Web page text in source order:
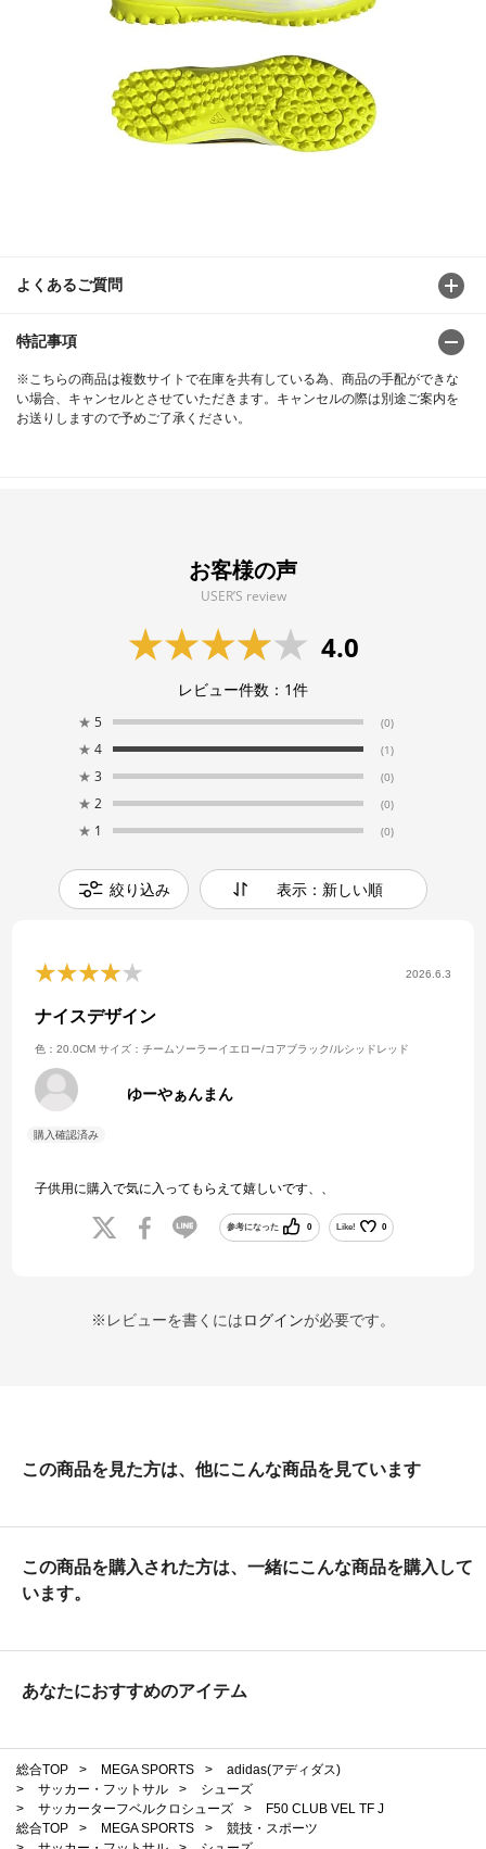
よくあるご質問
特記事項
※こちらの商品は複数サイトで在庫を共有している為、商品の手配ができな
い場合、キャンセルとさせていただきます。キャンセルの際は別途ご案内を
お送りしますので予めご了承ください。
お客様の声
USER’S review
4.0
レビュー件数： 1件
★ 5 (0)
★ 4 (1)
★ 3 (0)
★ 2 (0)
★ 1 (0)
絞り込み 表示：新しい順
2026.6.3
ナイスデザイン
色：20.0CM サイズ：チームソーラーイエロー/コアブラック/ルシッドレッド
ゆーやぁんまん
子供用に購入で気に入ってもらえて嬉しいです、、
参考になった 0 Like! 0
※レビューを書くにはログインが必要です。
この商品を見た方は、他にこんな商品を見ています
この商品を購入された方は、一緒にこんな商品を購入して
います。
あなたにおすすめのアイテム
総合TOP > MEGA SPORTS >
adidas(アディダス)
>
サッカー・フットサル >
シューズ
>
サッカーターフベルクロシューズ >
F50 CLUB VEL TF J
総合TOP
> MEGA SPORTS >
競技・スポーツ